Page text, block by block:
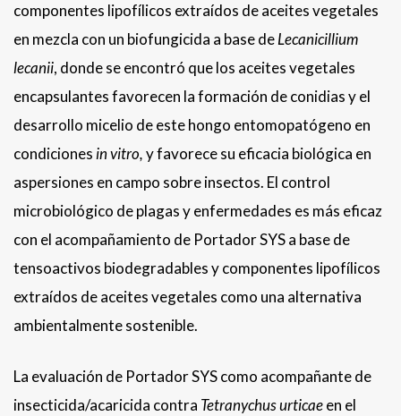
componentes lipofílicos extraídos de aceites vegetales
en mezcla con un biofungicida a base deLecanicillium
lecanii, donde se encontró que los aceites vegetales
encapsulantes favorecen la formación de conidias y el
desarrollo micelio de este hongo entomopatógeno en
condiciones in vitro,y favorece su eficacia biológica en
aspersiones en campo sobre insectos. El control
microbiológico de plagas y enfermedades es más eficaz
con el acompañamiento de Portador SYS a base de
tensoactivos biodegradables y componentes lipofílicos
extraídos de aceites vegetales como una alternativa
ambientalmente sostenible.
La evaluación de Portador SYS como acompañante de
insecticida/acaricida contra Tetranychus urticaeen el